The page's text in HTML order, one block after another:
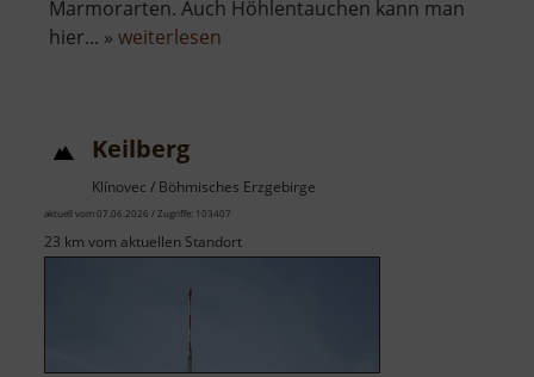
Marmorarten. Auch Höhlentauchen kann man
hier... » weiterlesen
Keilberg
Klínovec / Böhmisches Erzgebirge
aktuell vom 07.06.2026 / Zugriffe: 103407
23 km vom aktuellen Standort